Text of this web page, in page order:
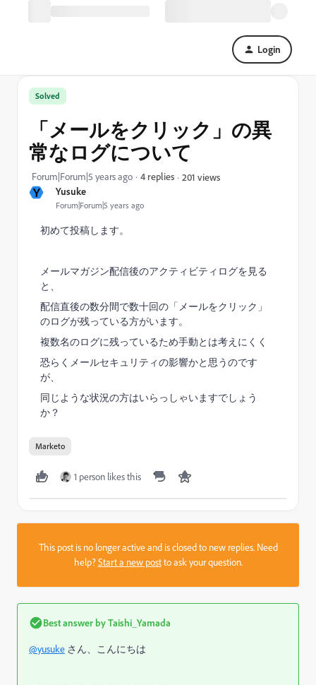
Login
Y Yusuke
Forum|Forum|5 years ago
Solved
「メールをクリック」の異
常なログについて
Forum|Forum|5 years ago 4 replies 201 views
初めて投稿します。
メールマガジン配信後のアクティビティログを見る
と、
配信直後の数分間で数十回の「メールをクリック」
のログが残っている方がいます。
複数名のログに残っているため手動とは考えにくく
恐らくメールセキュリティの影響かと思うのです
が、
同じような状況の方はいらっしゃいますでしょう
か？
Marketo
1 person likes this
This post is no longer active and is closed to new replies. Need
help?Start a new postto ask your question.
Best answer byTaishi_Yamada
@yusuke さん、こんにちは